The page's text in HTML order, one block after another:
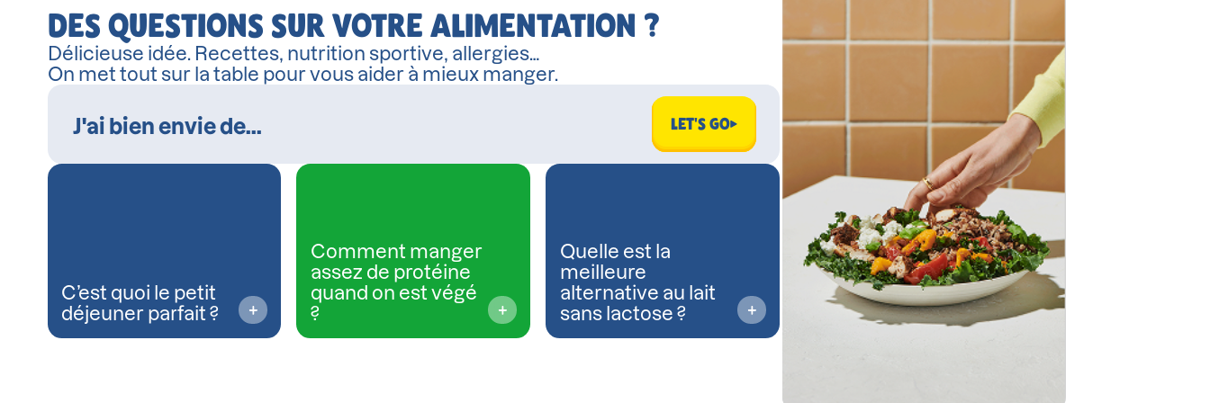
DES QUESTIONS SUR VOTRE ALIMENTATION ?
Délicieuse idée. Recettes, nutrition sportive, allergies…
On met tout sur la table pour vous aider à mieux manger.
LET'S GO
C’est quoi le petit
déjeuner parfait ?
Comment manger
assez de protéine
quand on est végé
?
Quelle est la
meilleure
alternative au lait
sans lactose ?